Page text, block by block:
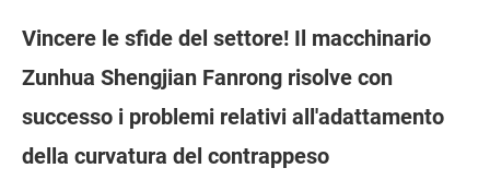
Vincere le sfide del settore! Il macchinario
Zunhua Shengjian Fanrong risolve con
successo i problemi relativi all'adattamento
della curvatura del contrappeso